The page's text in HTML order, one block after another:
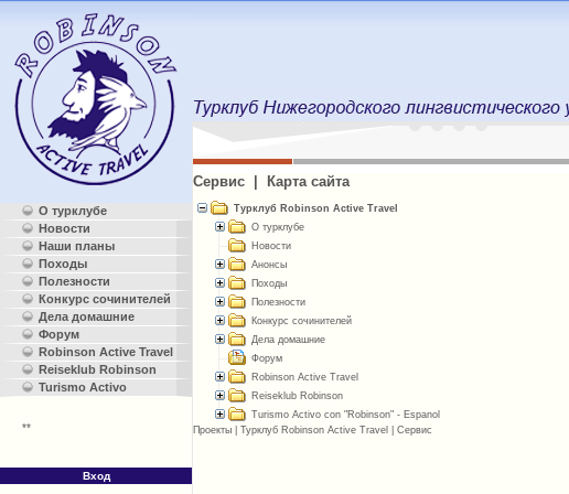
О турклубе
Новости
Наши планы
Походы
Полезности
Конкурс сочинителей
Дела домашние
Форум
Robinson Active Travel
Reiseklub Robinson
Turismo Activo
**
Сервис | Карта сайта
Турклуб Robinson Active Travel
О турклубе
Новости
Анонсы
Походы
Полезности
Конкурс сочинителей
Дела домашние
Форум
Robinson Active Travel
Reiseklub Robinson
Turismo Activo con "Robinson" - Espanol
Проекты
Турклуб Robinson Active Travel Сервис
Вход